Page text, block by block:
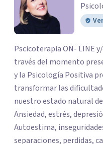
Pscicoterapia ON- LINE y/o
través del momento
y la Psicología Positiva
transformar las dificultades; mismas que nos alejan de
nuestro estado natural
Ansiedad, estrés,
Autoestima,
separaciones, perdidas,